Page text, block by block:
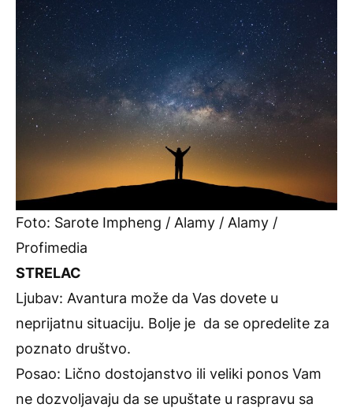
Foto: Sarote Impheng / Alamy / Alamy /
Profimedia
STRELAC
Ljubav: Avantura može da Vas dovete u
neprijatnu situaciju. Bolje je da se opredelite za
poznato društvo.
Posao: Lično dostojanstvo ili veliki ponos Vam
ne dozvoljavaju da se upuštate u raspravu sa